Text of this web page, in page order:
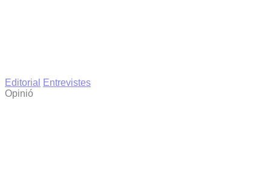
Editorial
Entrevistes
Opinió